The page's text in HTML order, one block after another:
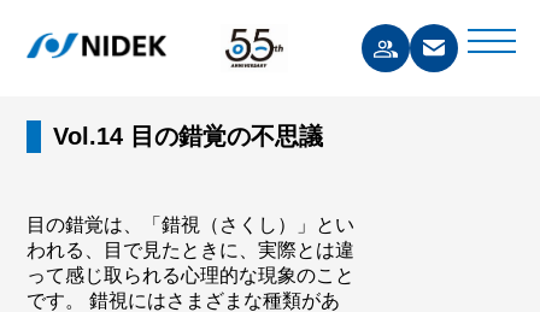
Vol.14 目の錯覚の不思議
目の錯覚は、「錯視（さくし）」とい
われる、目で見たときに、実際とは違
って感じ取られる心理的な現象のこと
です。 錯視にはさまざまな種類があ